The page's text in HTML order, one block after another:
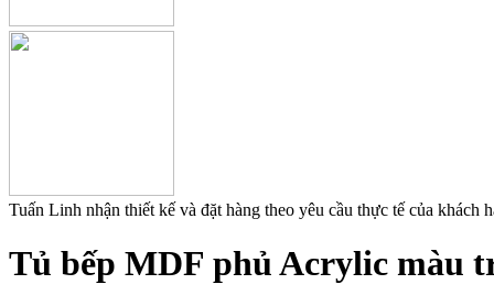
Tuấn Linh nhận thiết kế và đặt hàng theo yêu cầu thực tế của khách
Tủ bếp MDF phủ Acrylic màu